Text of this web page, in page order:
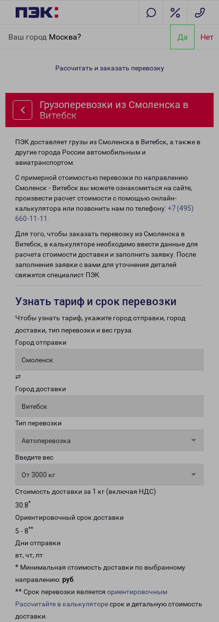
Ваш город Москва? Да Нет
Витебск
Рассчитать и заказать перевозку
Грузоперевозки из Смоленска в
Витебск
ПЭК доставляет грузы из Смоленска в Витебск, а также в
другие города России автомобильным и
авиатранспортом.
С примерной стоимостью перевозки по направлению
Смоленск - Витебск вы можете ознакомиться на сайте,
произвести расчет стоимости с помощью онлайн-
калькулятора или позвонить нам по телефону: +7 (495)
660-11-11
Для того, чтобы заказать перевозку из Смоленска в
Витебск, в калькуляторе необходимо ввести данные для
расчета стоимости доставки и заполнить заявку. После
заполнения заявки с вами для уточнения деталей
свяжется специалист ПЭК.
Узнать тариф и срок перевозки
Чтобы узнать тариф, укажите город отправки, город
доставки, тип перевозки и вес груза.
Город отправки
Смоленск
⇄
Город доставки
Витебск
Тип перевозки
Автоперевозка
Введите вес
От 3000 кг
Стоимость доставки за 1 кг (включая НДС)
30.8*
Ориентировочный срок доставки
5 - 8**
Дни отправки
вт, чт, пт
* Минимальная стоимость доставки по выбранному
направлению: руб.
** Срок перевозки является ориентировочным
Рассчитайте в калькуляторесрок и детальную стоимость
доставки.